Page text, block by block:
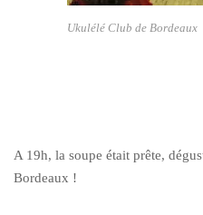
Ukulélé Club de Bordeaux
A 19h, la soupe était prête,
Bordeaux !